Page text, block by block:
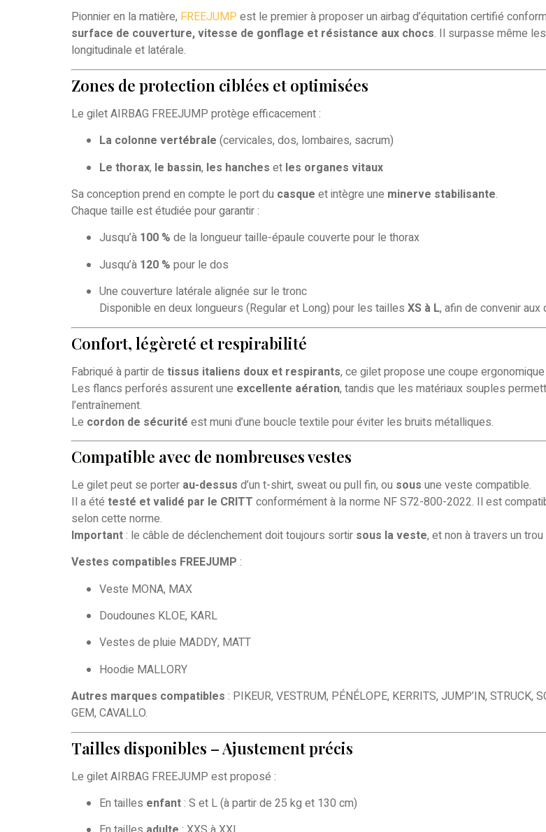
Pionnier en la matière, FREEJUMP est le premier à proposer un airbag d’équitation certifié
surface de couverture, vitesse de gonflage et résistance aux chocs. Il surpasse même
longitudinale et latérale.
Zones de protection ciblées et optimisées
Le gilet AIRBAG FREEJUMP protège efficacement :
La colonne vertébrale (cervicales, dos, lombaires, sacrum)
Le thorax, le bassin, les hanches et les organes vitaux
Sa conception prend en compte le port du casque et intègre une minerve stabilisante.
Chaque taille est étudiée pour garantir :
Jusqu’à 100 % de la longueur taille-épaule couverte pour le thorax
Jusqu’à 120 % pour le dos
Une couverture latérale alignée sur le tronc
Disponible en deux longueurs (Regular et Long) pour les tailles XS à L, afin de convenir
Confort, légèreté et respirabilité
Fabriqué à partir de tissus italiens doux et respirants, ce gilet propose une coupe
Les flancs perforés assurent une excellente aération, tandis que les matériaux souples
l’entraînement.
Le cordon de sécurité est muni d’une boucle textile pour éviter les bruits métalliques.
Compatible avec de nombreuses vestes
Le gilet peut se porter au-dessus d’un t-shirt, sweat ou pull fin, ou sous une veste compatible.
Il a été testé et validé par le CRITT conformément à la norme NF S72-800-2022. Il est
selon cette norme.
Important: le câble de déclenchement doit toujours sortir sous la veste, et non à travers un
Vestes compatibles FREEJUMP :
Veste MONA, MAX
Doudounes KLOE, KARL
Vestes de pluie MADDY, MATT
Hoodie MALLORY
Autres marques compatibles : PIKEUR, VESTRUM, PÉNÉLOPE, KERRITS, JUMP’IN,
GEM, CAVALLO.
Tailles disponibles – Ajustement précis
Le gilet AIRBAG FREEJUMP est proposé :
En tailles enfant: S et L (à partir de 25 kg et 130 cm)